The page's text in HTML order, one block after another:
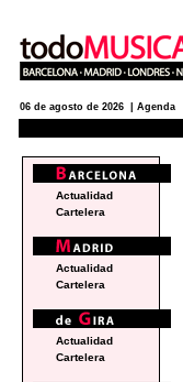
06 de agosto de 2026 | Agenda
Actualidad
Cartelera
Actualidad
Cartelera
Actualidad
Cartelera